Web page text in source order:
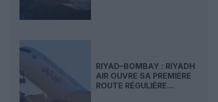
RIYAD–BOMBAY : RIYADH
AIR OUVRE SA PREMIÈRE
ROUTE RÉGULIÈRE...